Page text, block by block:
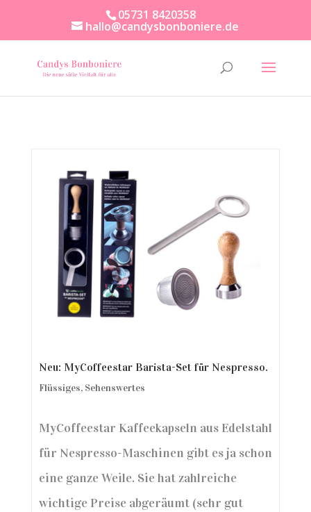
05731 8420358
hallo@candysbonboniere.de
Neu: MyCoffeestar Barista-Set für Nespresso.
Flüssiges, Sehenswertes
MyCoffeestar Kaffeekapseln aus Edelstahl
für Nespresso-Maschinen gibt es ja schon
eine ganze Weile. Sie hat zahlreiche
wichtige Preise abgeräumt (sehr gut